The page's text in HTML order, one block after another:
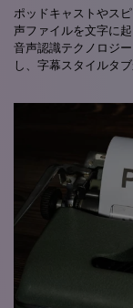
ポッドキャストやス
声ファイルを文字に
音声認識テクノロジ
し、字幕スタイルタ